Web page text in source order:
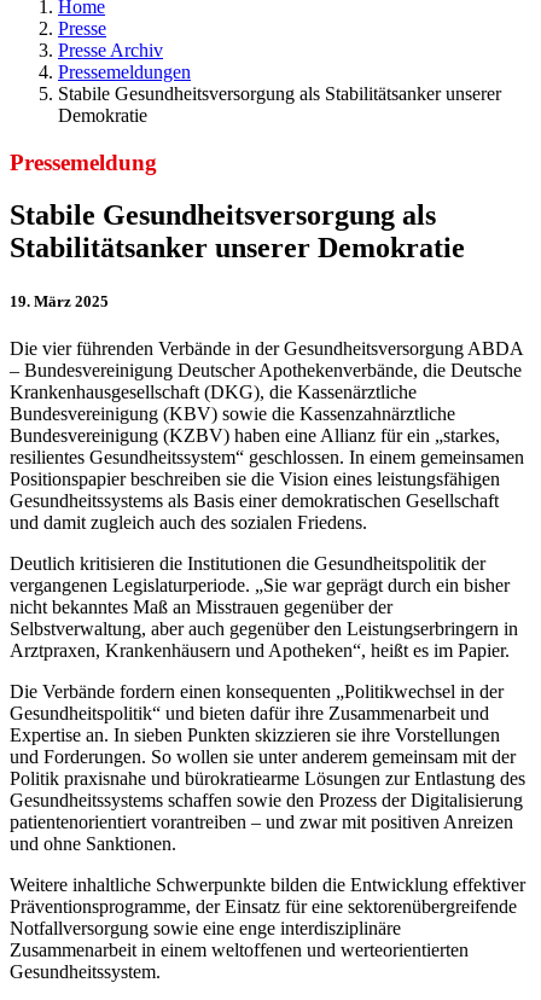
Home
Presse
Presse Archiv
Pressemeldungen
Stabile Gesundheitsversorgung als Stabilitätsanker unserer
Demokratie
Pressemeldung
Stabile Gesundheitsversorgung als
Stabilitätsanker unserer Demokratie
19. März 2025
Die vier führenden Verbände in der Gesundheitsversorgung ABDA
– Bundesvereinigung Deutscher Apothekenverbände, die Deutsche
Krankenhausgesellschaft (DKG), die Kassenärztliche
Bundesvereinigung (KBV) sowie die Kassenzahnärztliche
Bundesvereinigung (KZBV) haben eine Allianz für ein „starkes,
resilientes Gesundheitssystem“ geschlossen. In einem gemeinsamen
Positionspapier beschreiben sie die Vision eines leistungsfähigen
Gesundheitssystems als Basis einer demokratischen Gesellschaft
und damit zugleich auch des sozialen Friedens.
Deutlich kritisieren die Institutionen die Gesundheitspolitik der
vergangenen Legislaturperiode. „Sie war geprägt durch ein bisher
nicht bekanntes Maß an Misstrauen gegenüber der
Selbstverwaltung, aber auch gegenüber den Leistungserbringern in
Arztpraxen, Krankenhäusern und Apotheken“, heißt es im Papier.
Die Verbände fordern einen konsequenten „Politikwechsel in der
Gesundheitspolitik“ und bieten dafür ihre Zusammenarbeit und
Expertise an. In sieben Punkten skizzieren sie ihre Vorstellungen
und Forderungen. So wollen sie unter anderem gemeinsam mit der
Politik praxisnahe und bürokratiearme Lösungen zur Entlastung des
Gesundheitssystems schaffen sowie den Prozess der Digitalisierung
patientenorientiert vorantreiben – und zwar mit positiven Anreizen
und ohne Sanktionen.
Weitere inhaltliche Schwerpunkte bilden die Entwicklung effektiver
Präventionsprogramme, der Einsatz für eine sektorenübergreifende
Notfallversorgung sowie eine enge interdisziplinäre
Zusammenarbeit in einem weltoffenen und werteorientierten
Gesundheitssystem.